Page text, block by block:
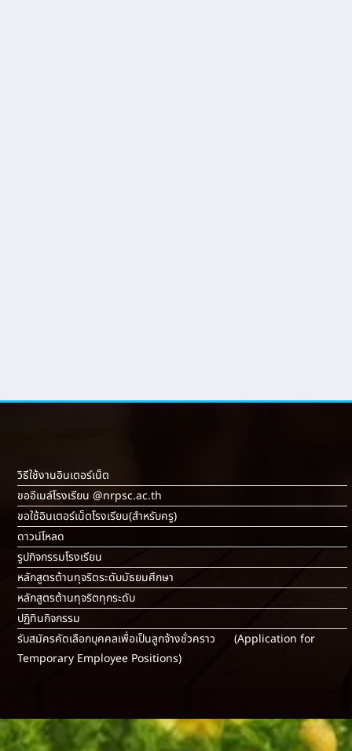
วิธีใช้งานอินเตอร์เน็ต
ขออีเมล์โรงเรียน @nrpsc.ac.th
ขอใช้อินเตอร์เน็ตโรงเรียน(สำหรับครู)
ดาวน์โหลด
รูปกิจกรรมโรงเรียน
หลักสูตรต้านทุจริตระดับมัธยมศึกษา
หลักสูตรต้านทุจริตทุกระดับ
ปฏิทินกิจกรรม
รับสมัครคัดเลือกบุคคลเพื่อเป็นลูกจ้างชั่วคราว (Application for
Temporary Employee Positions)